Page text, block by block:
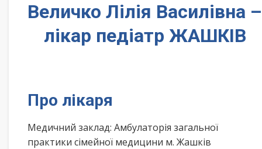
Величко Лілія Василівна –
лікар педіатр ЖАШКІВ
Про лікаря
Медичний заклад: Амбулаторія загальної
практики сімейної медицини м. Жашків